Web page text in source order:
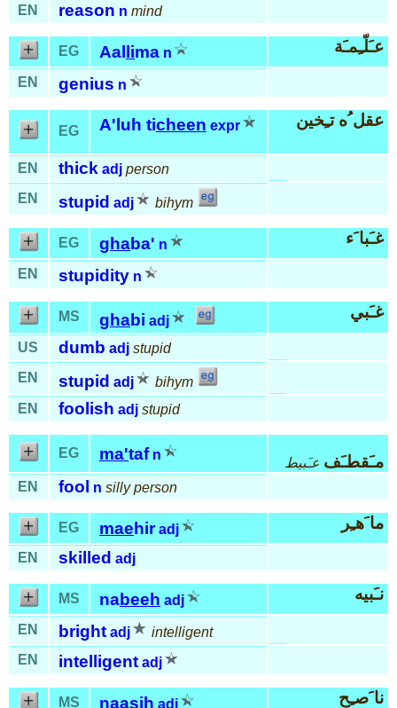
EN
reason n mind
EG Aal lima n عـَلّـِمـَة
EN genius n
EG A'luh ticheen expr عقل ُه تـِخين
EN thick adj person
EN
stupid adj bihym
EG ghaba' n غـَبا َء
EN stupidity n
MS ghabi adj غـَبي
US dumb adj stupid
EN
stupid adj
bihym
EN
foolish adj stupid
EG ma'taf n مـَقطـَف عـَبيط
EN
fool n silly person
EG maehir adj ما َهـِر
EN skilled adj
MS nabeeh adj نـَبيه
EN bright adj
intelligent
EN
intelligent adj
MS naasih adj نا َصـِح